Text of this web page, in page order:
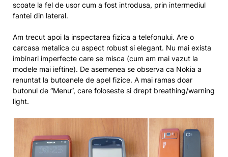
scoate la fel de usor cum a fost introdusa, prin intermediul
fantei din lateral.
Am trecut apoi la inspectarea fizica a telefonului. Are o
carcasa metalica cu aspect robust si elegant. Nu mai exista
imbinari imperfecte care se misca (cum am mai vazut la
modele mai ieftine). De asemenea se observa ca Nokia a
renuntat la butoanele de apel fizice. A mai ramas doar
butonul de “Menu”, care foloseste si drept breathing/warning
light.